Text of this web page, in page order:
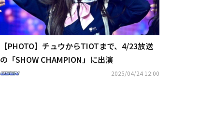
【PHOTO】チュウからTIOTまで、4/23放送
の「SHOW CHAMPION」に出演
2025/04/24 12:00